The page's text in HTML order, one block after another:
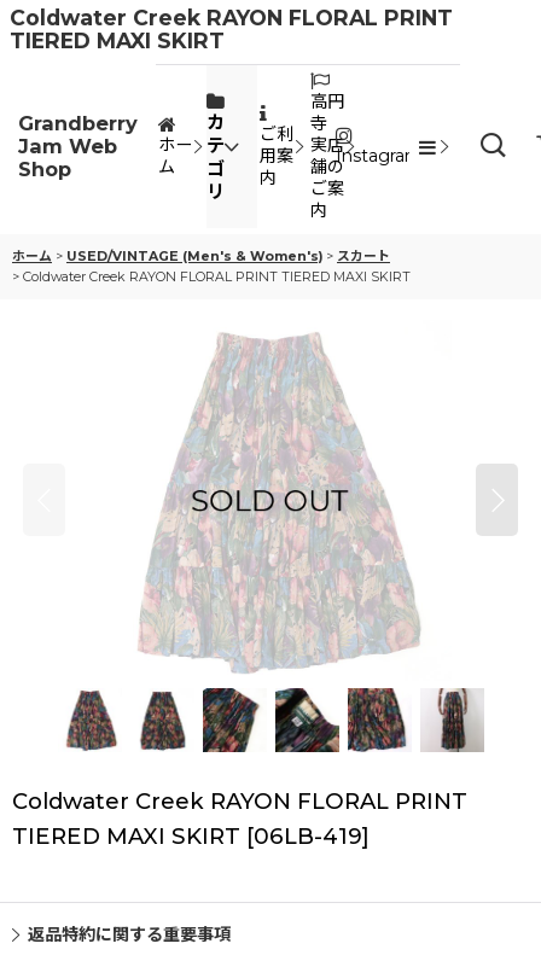
Coldwater Creek RAYON FLORAL PRINT
TIERED MAXI SKIRT
Grandberry
Jam Web
Shop
ホー
ム
カ
テ
ゴ
リ
ご利
用案
内
高円
寺
実店
舗の
ご案
内
Instagram
ホーム > USED/VINTAGE (Men's & Women's) > スカート
> Coldwater Creek RAYON FLORAL PRINT TIERED MAXI SKIRT
Coldwater Creek RAYON FLORAL PRINT
TIERED MAXI SKIRT [06LB-419]
返品特約に関する重要事項